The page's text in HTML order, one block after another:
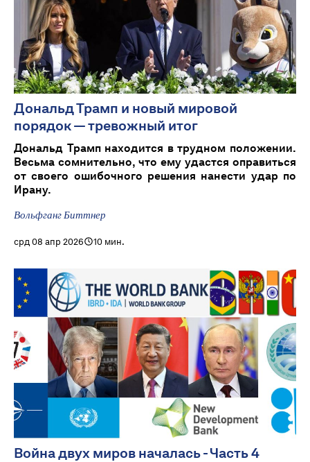
Дональд Трамп и новый мировой
порядок — тревожный итог
Дональд Трамп находится в трудном положении.
Весьма сомнительно, что ему удастся оправиться
от своего ошибочного решения нанести удар по
Ирану.
Вольфганг Биттнер
срд 08 апр 2026 10 мин.
Война двух миров началась - Часть 4